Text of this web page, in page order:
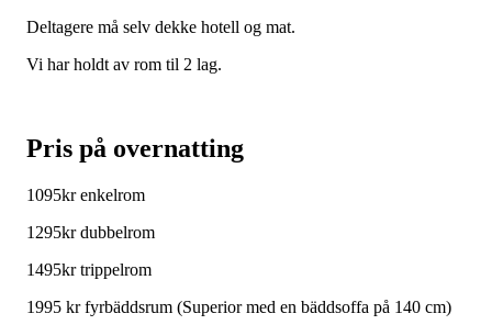
Deltagere må selv dekke hotell og mat.
Vi har holdt av rom til 2 lag.
Pris på overnatting
1095kr enkelrom
1295kr dubbelrom
1495kr trippelrom
1995 kr fyrbäddsrum (Superior med en bäddsoffa på 140 cm)